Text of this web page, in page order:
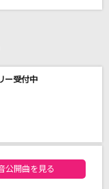
ー受付中
ンキング
公開曲を見る